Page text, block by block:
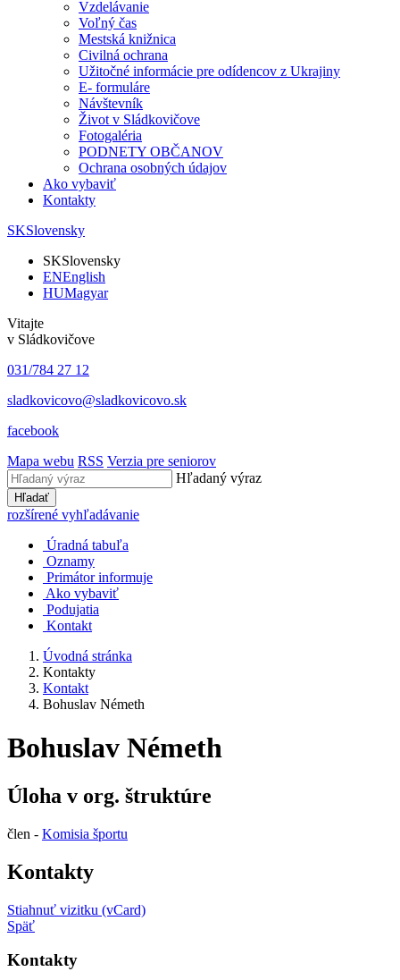
Vzdelávanie
Voľný čas
Mestská knižnica
Civilná ochrana
Užitočné informácie pre odídencov z Ukrajiny
E- formuláre
Návštevník
Život v Sládkovičove
Fotogaléria
PODNETY OBČANOV
Ochrana osobných údajov
Ako vybaviť
Kontakty
SKSlovensky
SKSlovensky
ENEnglish
HUMagyar
Vitajte
v Sládkovičove
031/784 27 12
sladkovicovo@sladkovicovo.sk
facebook
Mapa webu RSS Verzia pre seniorov
Hľadaný výraz
Hľadať
rozšírené vyhľadávanie
Úradná tabuľa
Oznamy
Primátor informuje
Ako vybaviť
Podujatia
Kontakt
Úvodná stránka
Kontakty
Kontakt
Bohuslav Németh
Bohuslav Németh
Úloha v org. štruktúre
člen - Komisia športu
Kontakty
Stiahnuť vizitku (vCard)
Späť
Kontakty